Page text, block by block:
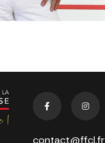
contact@ffcl.fr